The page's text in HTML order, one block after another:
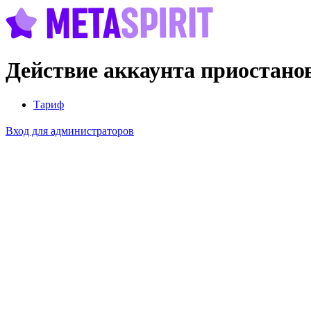
Действие аккаунта
Тариф
Вход для администраторов